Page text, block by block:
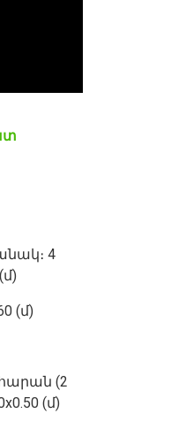
4
(մ)
(2
(մ)